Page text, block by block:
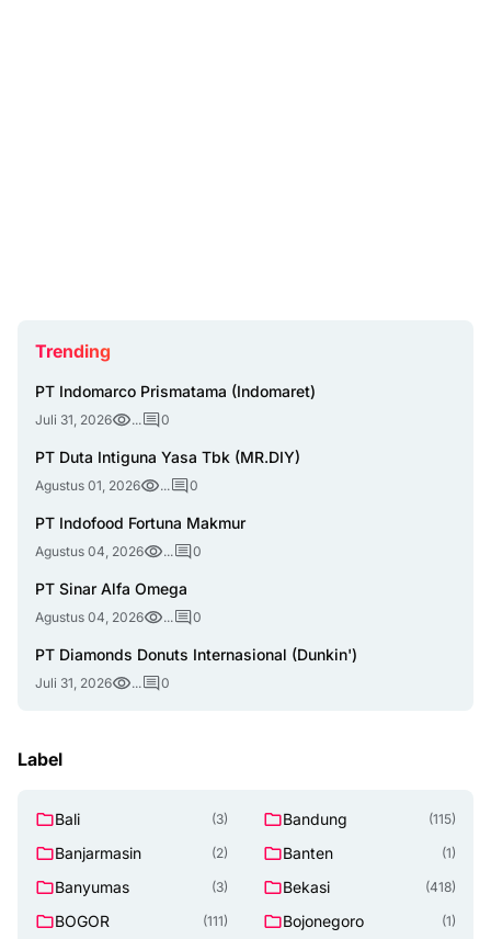
Trending
PT Indomarco Prismatama (Indomaret)
Juli 31, 2026 ... 0
PT Duta Intiguna Yasa Tbk (MR.DIY)
Agustus 01, 2026 ... 0
PT Indofood Fortuna Makmur
Agustus 04, 2026 ... 0
PT Sinar Alfa Omega
Agustus 04, 2026 ... 0
PT Diamonds Donuts Internasional (Dunkin')
Juli 31, 2026 ... 0
Label
Bali (3) Bandung (115)
Banjarmasin (2) Banten (1)
Banyumas (3) Bekasi (418)
BOGOR (111) Bojonegoro (1)